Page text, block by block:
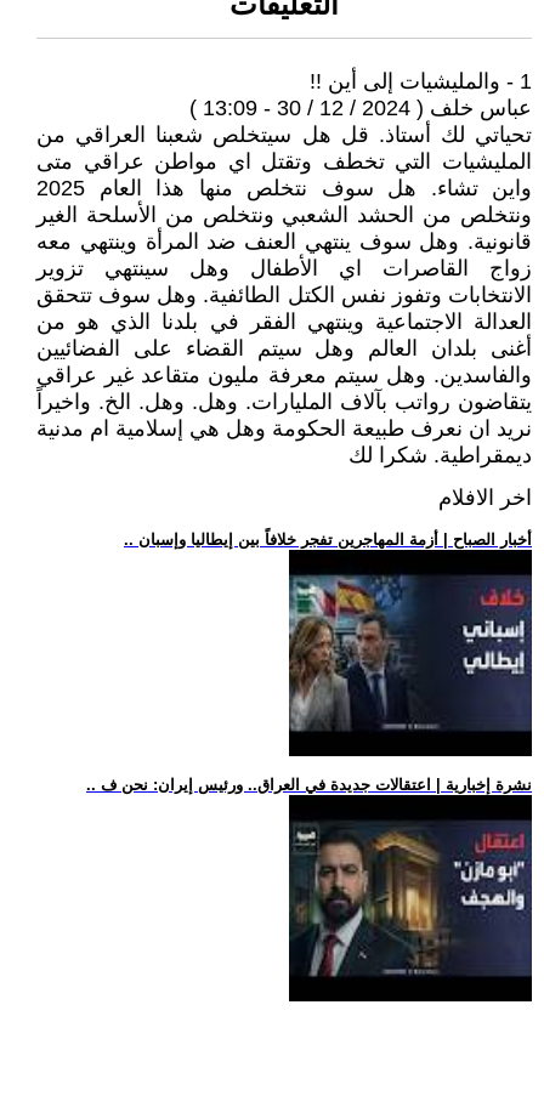
1 - والمليشيات إلى أين !!
عباس خلف ( 2024 / 12 / 30 - 13:09 )
تحياتي لك أستاذ. قل هل سيتخلص شعبنا العراقي من
المليشيات التي تخطف وتقتل اي مواطن عراقي متى
واين تشاء. هل سوف نتخلص منها هذا العام 2025
ونتخلص من الحشد الشعبي ونتخلص من الأسلحة الغير
قانونية. وهل سوف ينتهي العنف ضد المرأة وينتهي معه
زواج القاصرات اي الأطفال وهل سينتهي تزوير
الانتخابات وتفوز نفس الكتل الطائفية. وهل سوف تتحقق
العدالة الاجتماعية وينتهي الفقر في بلدنا الذي هو من
أغنى بلدان العالم وهل سيتم القضاء على الفضائيين
والفاسدين. وهل سيتم معرفة مليون متقاعد غير عراقي
يتقاضون رواتب بآلاف المليارات. وهل. وهل. الخ. واخيراً
نريد ان نعرف طبيعة الحكومة وهل هي إسلامية ام مدنية
ديمقراطية. شكرا لك
اخر الافلام
.. أخبار الصباح | أزمة المهاجرين تفجر خلافاً بين إيطاليا وإسبان
.. نشرة إخبارية | اعتقالات جديدة في العراق.. ورئيس إيران: نحن ف